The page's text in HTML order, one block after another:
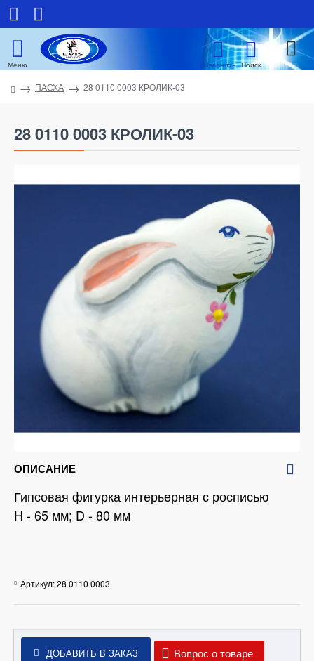
ПАСХА 28 0110 0003 КРОЛИК-03
28 0110 0003 КРОЛИК-03
ОПИСАНИЕ
Гипсовая фигурка интерьерная с росписью
H - 65 мм; D - 80 мм
Артикул:28 0110 0003
ДОБАВИТЬ В ЗАКАЗ Вопрос о товаре